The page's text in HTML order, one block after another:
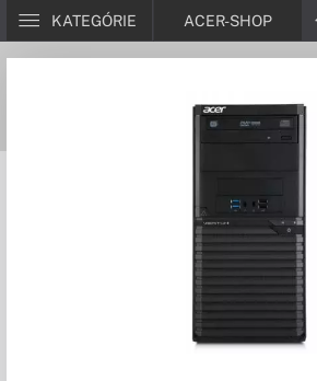
KATEGÓRIE ACER-SHOP